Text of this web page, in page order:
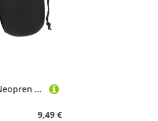
TOBBOMEY 2 STÜCK Neopren Objektivtasche bis Ø Stoßfest Leicht Kompakt mit Karabiner für DSLR Kameraobjektive Schutz vor Feuchtigkeit Staub Kratzern Reise
9,49 €